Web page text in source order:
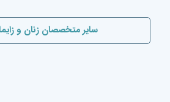
سایر متخصصان زنان و